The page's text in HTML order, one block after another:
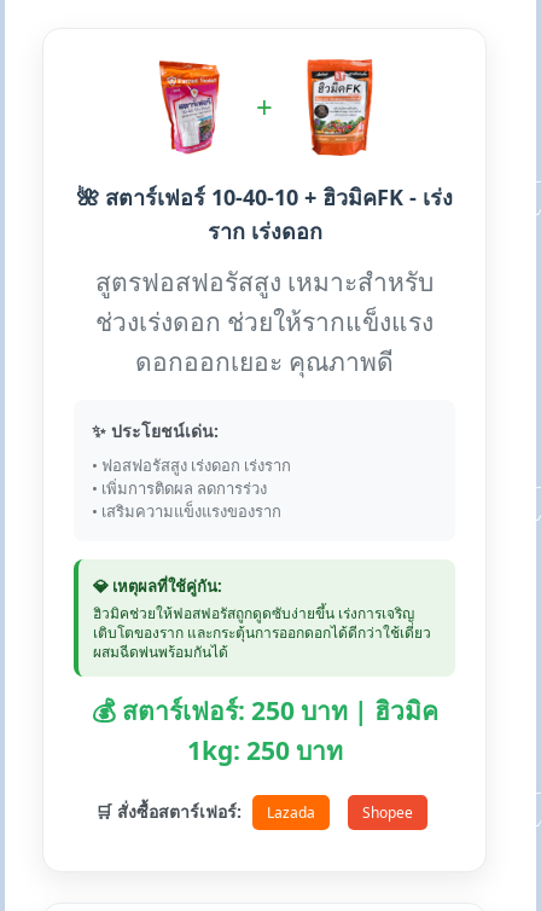
+
🌺 สตาร์เฟอร์ 10-40-10 + ฮิวมิคFK - เร่ง
ราก เร่งดอก
สูตรฟอสฟอรัสสูง เหมาะสำหรับ
ช่วงเร่งดอก ช่วยให้รากแข็งแรง
ดอกออกเยอะ คุณภาพดี
✨ ประโยชน์เด่น:
• ฟอสฟอรัสสูง เร่งดอก เร่งราก
• เพิ่มการติดผล ลดการร่วง
• เสริมความแข็งแรงของราก
💎 เหตุผลที่ใช้คู่กัน:
ฮิวมิคช่วยให้ฟอสฟอรัสถูกดูดซับง่ายขึ้น เร่งการเจริญ
เติบโตของราก และกระตุ้นการออกดอกได้ดีกว่าใช้เดี่ยว
ผสมฉีดพ่นพร้อมกันได้
💰 สตาร์เฟอร์: 250 บาท | ฮิวมิค
1kg: 250 บาท
🛒 สั่งซื้อสตาร์เฟอร์: Lazada Shopee